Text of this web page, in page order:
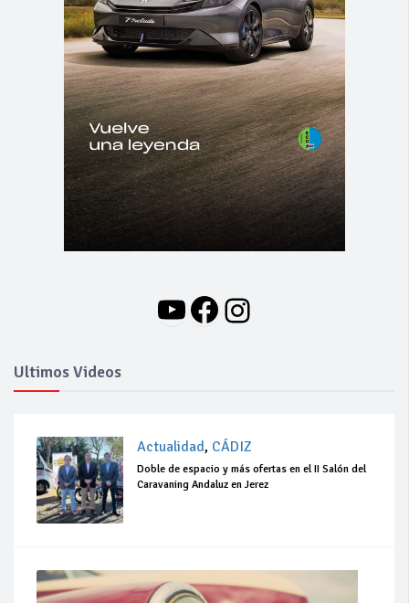
YouTube
Facebook
Instagram
Ultimos Videos
Actualidad, CÁDIZ
Doble de espacio y más ofertas en el II Salón del
Caravaning Andaluz en Jerez